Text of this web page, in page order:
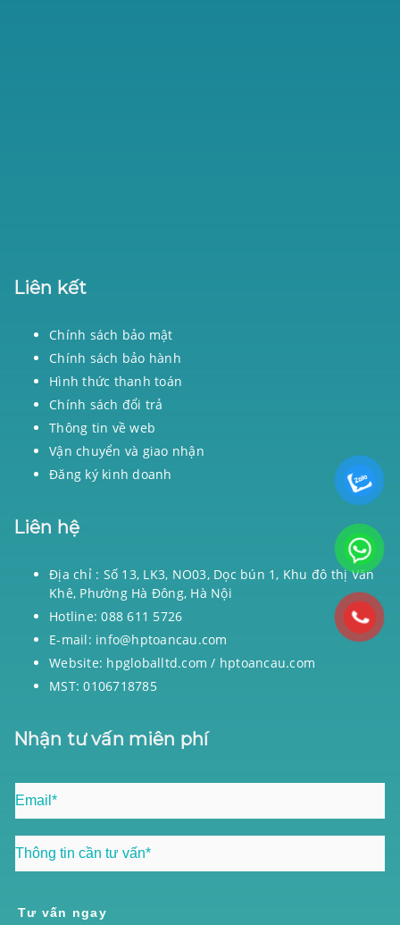
Liên kết
Chính sách bảo mật
Chính sách bảo hành
Hình thức thanh toán
Chính sách đổi trả
Thông tin về web
Vận chuyển và giao nhận
Đăng ký kinh doanh
Liên hệ
Địa chỉ : Số 13, LK3, NO03, Dọc bún 1, Khu đô thị Văn
Khê, Phường Hà Đông, Hà Nội
Hotline: 088 611 5726
E-mail: info@hptoancau.com
Website: hpgloballtd.com / hptoancau.com
MST: 0106718785
Nhận tư vấn miên phí
Tư vấn ngay